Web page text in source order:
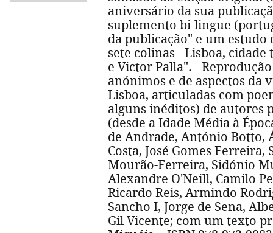
aniversário da sua
suplemento bi-lingue
da publicação" e um estudo
sete colinas - Lisboa,
e Victor Palla". -
anónimos e de aspectos da
Lisboa, articuladas com
alguns inéditos) de autores
(desde a Idade Média à
de Andrade, António Botto,
Costa, José Gomes Ferreira,
Mourão-Ferreira, Sidónio
Alexandre O'Neill, Camilo
Ricardo Reis, Armindo
Sancho I, Jorge de Sena,
Gil Vicente; com um texto